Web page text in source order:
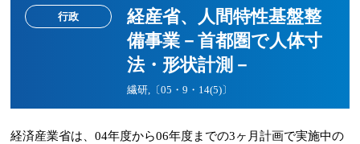
行政
経産省、人間特性基盤整
備事業－首都圏で人体寸
法・形状計測－
繊研,〔05・9・14(5)〕
経済産業省は、04年度から06年度までの3ヶ月計画で実施中の